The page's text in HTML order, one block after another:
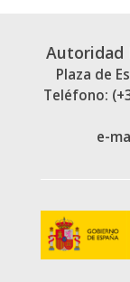
Autoridad
Plaza de
Teléfono:
e-